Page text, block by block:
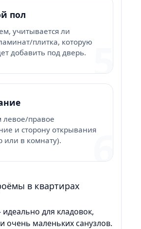
5
пол
учитывается ли
плитка, которую
добавить под дверь.
6
правое
и сторону открывания
или в комнату).
в квартирах
идеально для кладовок,
очень маленьких санузлов.